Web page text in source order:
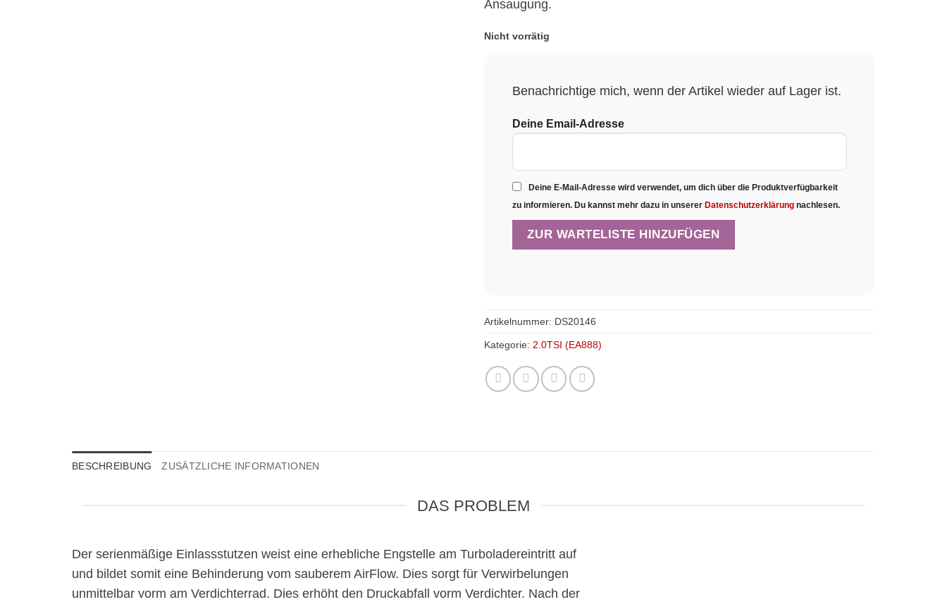
Ansaugung.
Nicht vorrätig
Benachrichtige mich, wenn der Artikel wieder auf Lager ist.
Deine Email-Adresse
Deine E-Mail-Adresse wird verwendet, um dich über die Produktverfügbarkeit
zu informieren. Du kannst mehr dazu in unserer Datenschutzerklärung nachlesen.
Artikelnummer: DS20146
Kategorie: 2.0TSI (EA888)
BESCHREIBUNG ZUSÄTZLICHE INFORMATIONEN
DAS PROBLEM
Der serienmäßige Einlassstutzen weist eine erhebliche Engstelle am Turboladereintritt auf
und bildet somit eine Behinderung vom sauberem AirFlow. Dies sorgt für Verwirbelungen
unmittelbar vorm am Verdichterrad. Dies erhöht den Druckabfall vorm Verdichter. Nach der